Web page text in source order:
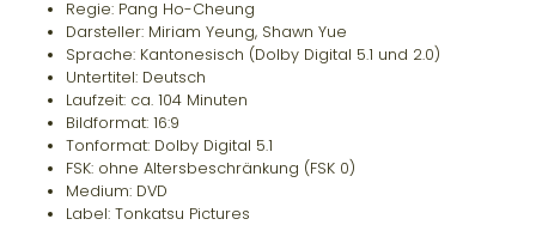
Regie: Pang Ho-Cheung
Darsteller: Miriam Yeung, Shawn Yue
Sprache: Kantonesisch (Dolby Digital 5.1 und 2.0)
Untertitel: Deutsch
Laufzeit: ca. 104 Minuten
Bildformat: 16:9
Tonformat: Dolby Digital 5.1
FSK: ohne Altersbeschränkung (FSK 0)
Medium: DVD
Label: Tonkatsu Pictures